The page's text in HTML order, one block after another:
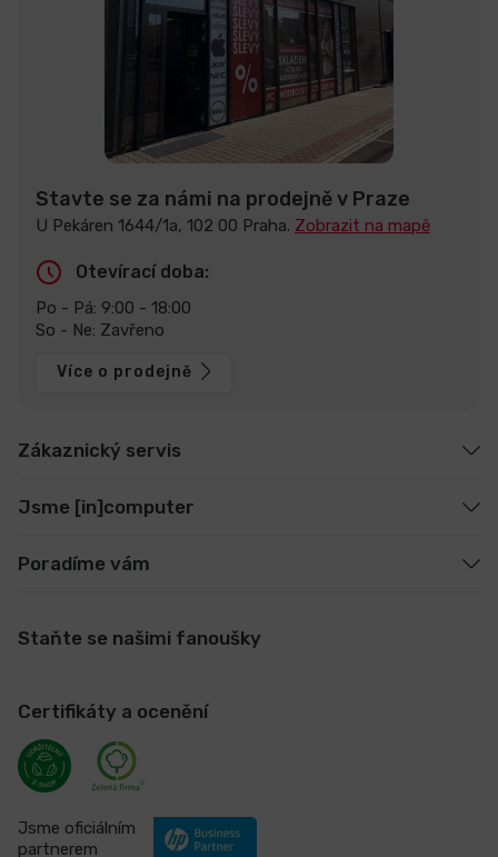
Stavte se za námi na prodejně v Praze
U Pekáren 1644/1a, 102 00 Praha. Zobrazit na mapě
Otevírací doba:
Po - Pá: 9:00 - 18:00
So - Ne: Zavřeno
Více o prodejně
Zákaznický servis
Jsme [in]computer
Poradíme vám
Staňte se našimi fanoušky
Certifikáty a ocenění
Jsme oficiálním
partnerem